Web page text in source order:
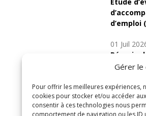
Gérer le
Pour offrir les meilleures expériences,
cookies pour stocker et/ou accéder
consentir à ces technologies nous
comportement de navigation ou les ID
d’emploi
01 Juil
Pénurie